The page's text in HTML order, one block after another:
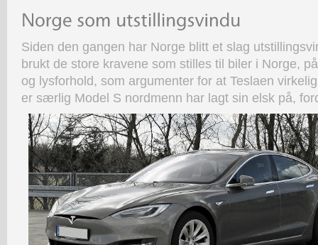
Siden den gangen har Norge blitt et slag
brukt de store kravene som stilles til biler i Norge,
og lysforhold, som argumenter for at Teslaen
er særlig Model S nordmenn har lagt sin elsk på,